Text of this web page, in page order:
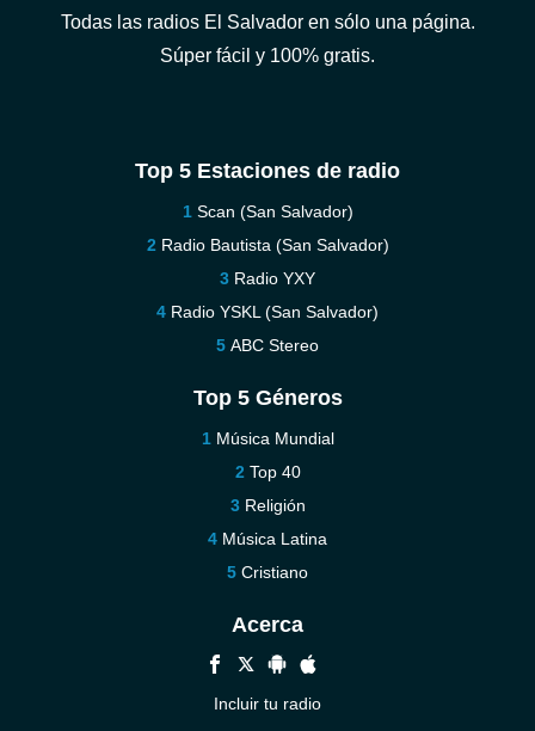
Todas las radios El Salvador en sólo una página.
Súper fácil y 100% gratis.
Top 5 Estaciones de radio
Scan (San Salvador)
Radio Bautista (San Salvador)
Radio YXY
Radio YSKL (San Salvador)
ABC Stereo
Top 5 Géneros
Música Mundial
Top 40
Religión
Música Latina
Cristiano
Acerca
Incluir tu radio